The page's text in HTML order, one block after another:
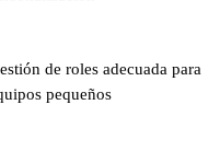
de roles adecuada para
pequeños